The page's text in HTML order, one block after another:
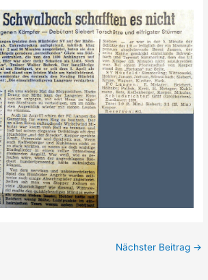
Nächster Beitrag →